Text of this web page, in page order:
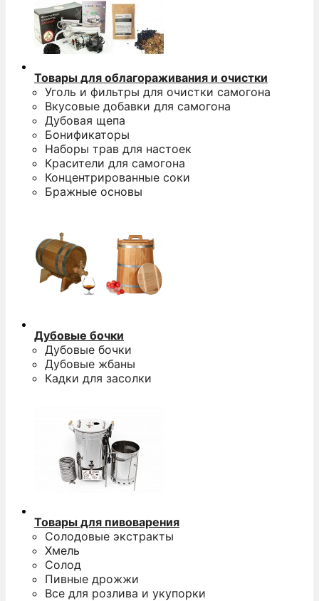
Товары для облагораживания и очистки
Уголь и фильтры для очистки самогона
Вкусовые добавки для самогона
Дубовая щепа
Бонификаторы
Наборы трав для настоек
Красители для самогона
Концентрированные соки
Бражные основы
Дубовые бочки
Дубовые бочки
Дубовые жбаны
Кадки для засолки
Товары для пивоварения
Солодовые экстракты
Хмель
Солод
Пивные дрожжи
Все для розлива и укупорки